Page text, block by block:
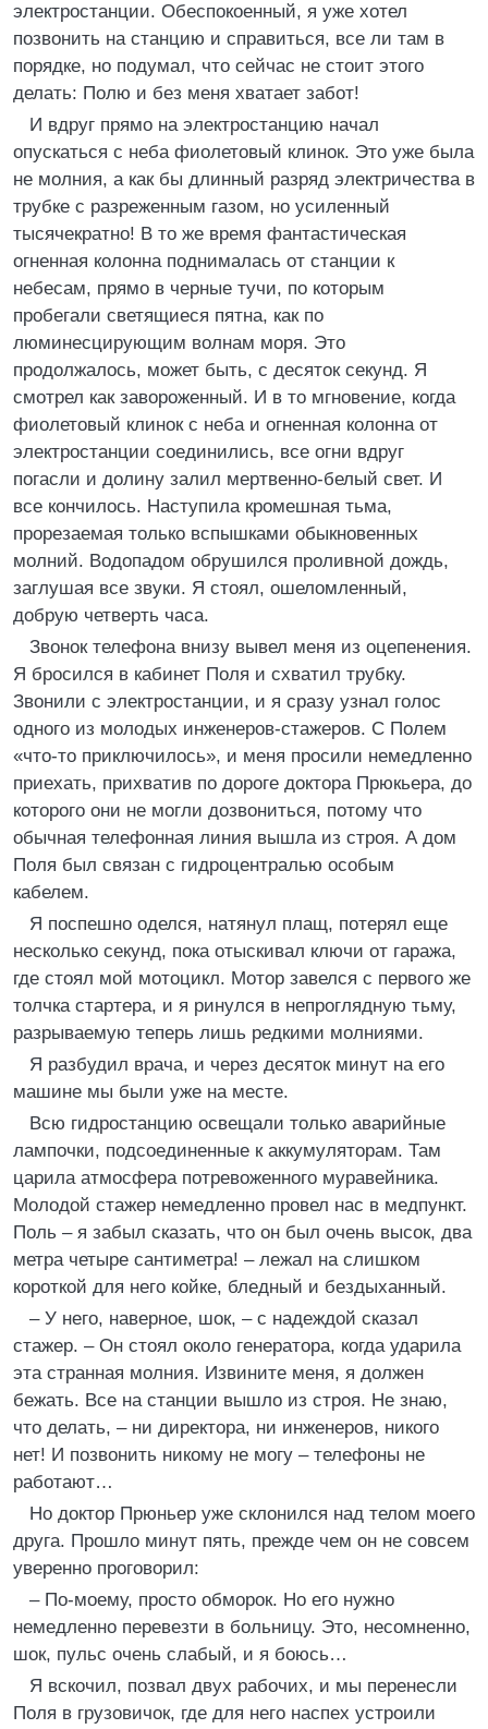
электростанции. Обеспокоенный, я уже хотел
позвонить на станцию и справиться, все ли там в
порядке, но подумал, что сейчас не стоит этого
делать: Полю и без меня хватает забот!
И вдруг прямо на электростанцию начал
опускаться с неба фиолетовый клинок. Это уже была
не молния, а как бы длинный разряд электричества в
трубке с разреженным газом, но усиленный
тысячекратно! В то же время фантастическая
огненная колонна поднималась от станции к
небесам, прямо в черные тучи, по которым
пробегали светящиеся пятна, как по
люминесцирующим волнам моря. Это
продолжалось, может быть, с десяток секунд. Я
смотрел как завороженный. И в то мгновение, когда
фиолетовый клинок с неба и огненная колонна от
электростанции соединились, все огни вдруг
погасли и долину залил мертвенно-белый свет. И
все кончилось. Наступила кромешная тьма,
прорезаемая только вспышками обыкновенных
молний. Водопадом обрушился проливной дождь,
заглушая все звуки. Я стоял, ошеломленный,
добрую четверть часа.
Звонок телефона внизу вывел меня из оцепенения.
Я бросился в кабинет Поля и схватил трубку.
Звонили с электростанции, и я сразу узнал голос
одного из молодых инженеров-стажеров. С Полем
«что-то приключилось», и меня просили немедленно
приехать, прихватив по дороге доктора Прюкьера, до
которого они не могли дозвониться, потому что
обычная телефонная линия вышла из строя. А дом
Поля был связан с гидроцентралью особым
кабелем.
Я поспешно оделся, натянул плащ, потерял еще
несколько секунд, пока отыскивал ключи от гаража,
где стоял мой мотоцикл. Мотор завелся с первого же
толчка стартера, и я ринулся в непроглядную тьму,
разрываемую теперь лишь редкими молниями.
Я разбудил врача, и через десяток минут на его
машине мы были уже на месте.
Всю гидростанцию освещали только аварийные
лампочки, подсоединенные к аккумуляторам. Там
царила атмосфера потревоженного муравейника.
Молодой стажер немедленно провел нас в медпункт.
Поль – я забыл сказать, что он был очень высок, два
метра четыре сантиметра! – лежал на слишком
короткой для него койке, бледный и бездыханный.
– У него, наверное, шок, – с надеждой сказал
стажер. – Он стоял около генератора, когда ударила
эта странная молния. Извините меня, я должен
бежать. Все на станции вышло из строя. Не знаю,
что делать, – ни директора, ни инженеров, никого
нет! И позвонить никому не могу – телефоны не
работают…
Но доктор Прюньер уже склонился над телом моего
друга. Прошло минут пять, прежде чем он не совсем
уверенно проговорил:
– По-моему, просто обморок. Но его нужно
немедленно перевезти в больницу. Это, несомненно,
шок, пульс очень слабый, и я боюсь…
Я вскочил, позвал двух рабочих, и мы перенесли
Поля в грузовичок, где для него наспех устроили